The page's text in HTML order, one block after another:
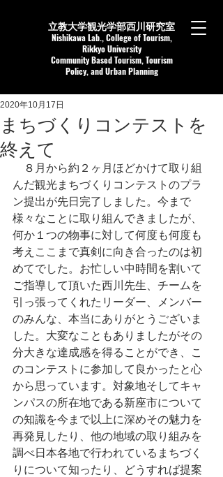
立教大学観光学部西川研究室
Nishikawa Lab.,College of Tourism,
Rikkyo University
Community Based Tourism, Tourism
Policy, and Urban Planning
まちづくりコンテストを
終えて
2020年10月17日
８月から約２ヶ月ほどかけて取り組
んだ観光まちづくりコンテストのプラ
ン提出が先日完了しました。今まで
様々なことに取り組んできましたが、
何か１つの物事に対して何度も何度も
考えここまで真剣に向き合ったのは初
めてでした。お忙しい中時間を割いて
ご指導して頂いた西川先生、チームを
引っ張ってくれたリーダー、メンバー
のみんな、本当にありがとうございま
した。大変なこともありましたがその
分大きな達成感を得ることができ、こ
のコンテストに参加して良かったと心
から思っています。対象地そしてキャ
ンパスの所在地である新座市について
の知識を今まで以上に深めその魅力を
再発見したり、他の地域の取り組みを
調べ日本各地で行われているまちづく
りについて知ったり、どうすれば提案